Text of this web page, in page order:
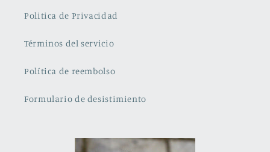
Politica de Privacidad
Términos del servicio
Política de reembolso
Formulario de desistimiento